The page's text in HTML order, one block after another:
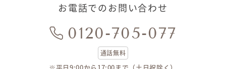
お電話でのお問い合わせ
0120-705-077
通話無料